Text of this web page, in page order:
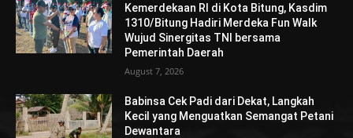
Kemerdekaan RI di Kota Bitung, Kasdim
1310/Bitung Hadiri Merdeka Fun Walk
Wujud Sinergitas TNI bersama
Pemerintah Daerah
August 7, 2026
Babinsa Cek Padi dari Dekat, Langkah
Kecil yang Menguatkan Semangat Petani
Dewantara